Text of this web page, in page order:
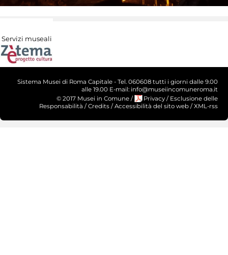
Servizi museali
Sistema Musei di Roma Capitale - Tel. 060608 tutti i giorni dalle 9.00
alle 19.00 E-mail: info@museiincomuneroma.it
© 2017 Musei in Comune / Privacy / Esclusione delle
Responsabilità / Credits / Accessibilità del sito web / XML-rss